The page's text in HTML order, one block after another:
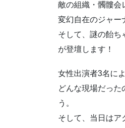
敵の組織・髑髏会
変幻自在のジャー
そして、謎の飴ち
が登壇します！
女性出演者3名に
どんな現場だった
う。
そして、当日はア